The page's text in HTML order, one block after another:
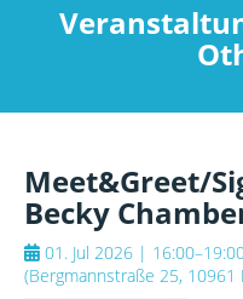
Meet&Greet/
Becky
01. Jul 2026 |
(Bergmannstraße 25, 10961